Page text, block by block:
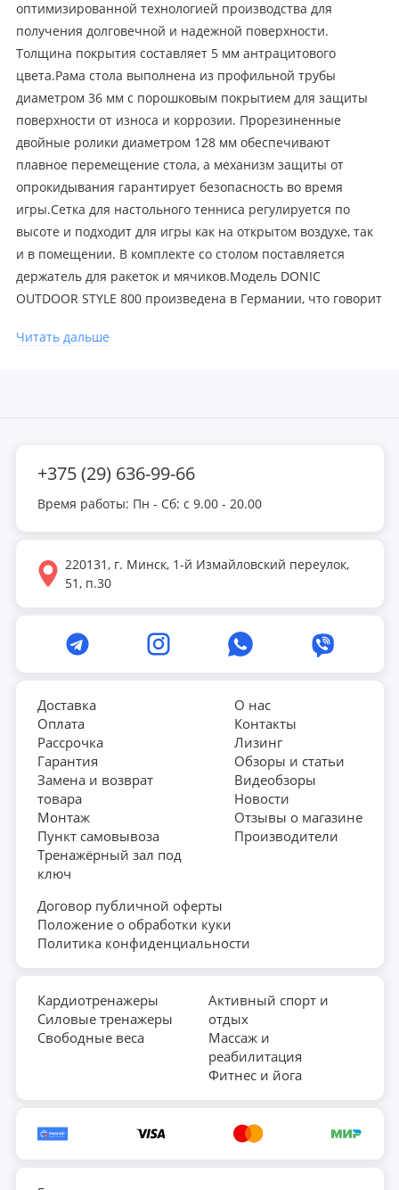
оптимизированной технологией производства для
получения долговечной и надежной поверхности.
Толщина покрытия составляет 5 мм антрацитового
цвета.Рама стола выполнена из профильной трубы
диаметром 36 мм с порошковым покрытием для защиты
поверхности от износа и коррозии. Прорезиненные
двойные ролики диаметром 128 мм обеспечивают
плавное перемещение стола, а механизм защиты от
опрокидывания гарантирует безопасность во время
игры.Сетка для настольного тенниса регулируется по
высоте и подходит для игры как на открытом воздухе, так
и в помещении. В комплекте со столом поставляется
держатель для ракеток и мячиков.Модель DONIC
OUTDOOR STYLE 800 произведена в Германии, что говорит
производства. Если вы в поиске надежного и удобного
Читать дальше
+375 (29) 636-99-66
Время работы: Пн - Сб: с 9.00 - 20.00
220131, г. Минск, 1-й Измайловский переулок,
51, п.30
Доставка
Оплата
Рассрочка
Гарантия
Замена и возврат
товара
Монтаж
Пункт самовывоза
Тренажёрный зал под
ключ
О нас
Контакты
Лизинг
Обзоры и статьи
Видеобзоры
Новости
Отзывы о магазине
Производители
Договор публичной оферты
Положение о обработки куки
Политика конфиденциальности
Кардиотренажеры
Силовые тренажеры
Свободные веса
Активный спорт и
отдых
Массаж и
реабилитация
Фитнес и йога